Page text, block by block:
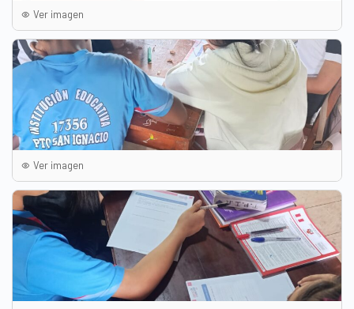
Ver imagen
Ver imagen